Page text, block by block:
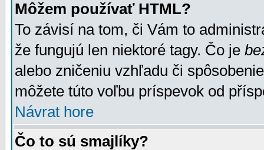
Môžem používať HTML?
To závisí na tom, či Vám to
že fungujú len niektoré tagy. Čo je
alebo zničeniu vzhľadu či
môžete túto voľbu príspevok od
Návrat hore
Čo to sú smajlíky?